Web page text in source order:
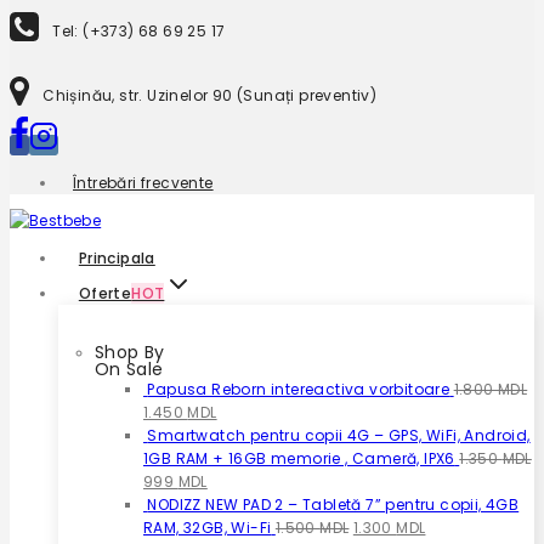
to
content
Tel: (+373) 68 69 25 17
Chișinău, str. Uzinelor 90 (Sunați preventiv)
Întrebări frecvente
Principala
OferteHOT
Shop By
On Sale
Papusa Reborn intereactiva vorbitoare 1.800MDL
Prețul
inițial
a
fost:
1.800 MDL.
1.450 MDL
curent
este:
Smartwatch pentru copii 4G – GPS, WiFi, Android,
1GB RAM + 16GB memorie , Cameră, IPX6 1.350MDL
Prețul
inițial
a
999 MDL
curent
este:
NODIZZ NEW PAD 2 – Tabletă 7” pentru copii, 4GB
RAM, 32GB, Wi-Fi 1.500MDL Prețul
1.300 MDL